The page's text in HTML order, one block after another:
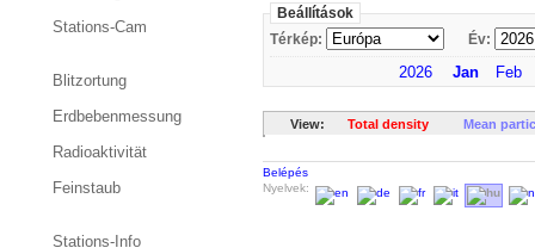
Beállítások
Térkép:
Év:
2026 Jan Feb
View: Total density Mean
Belépés
Nyelvek:
Stations-Cam
Blitzortung
Erdbebenmessung
Radioaktivität
Feinstaub
Stations-Info